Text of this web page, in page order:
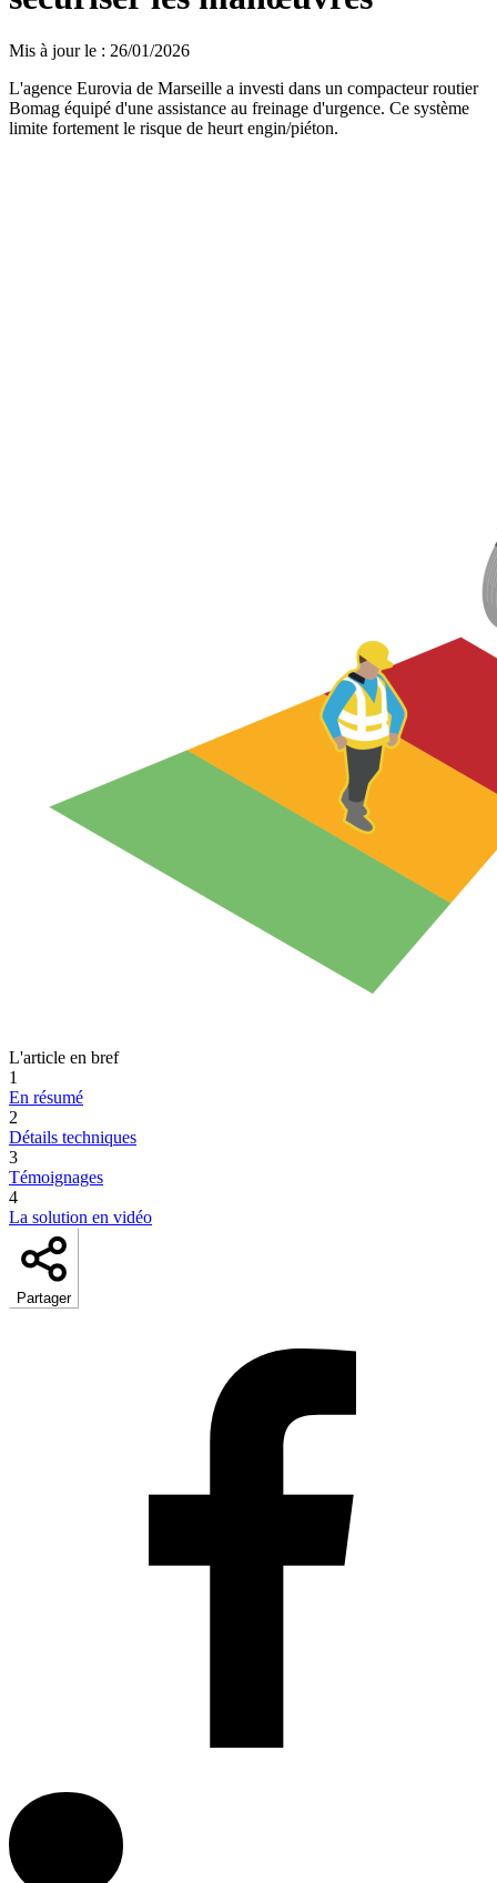
Mis à jour le : 26/01/2026
L'agence Eurovia de Marseille a investi dans un compacteur routier
Bomag équipé d'une assistance au freinage d'urgence. Ce système
limite fortement le risque de heurt engin/piéton.
L'article en bref
1
En résumé
2
Détails techniques
3
Témoignages
4
La solution en vidéo
Partager